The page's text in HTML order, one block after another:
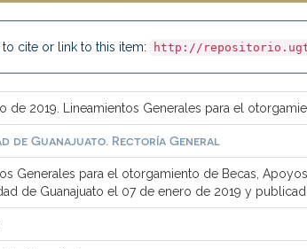
to cite or link to this item: http://
de 2019. Lineamientos Generales para el
de Guanajuato. Rectoría General
Generales para el otorgamiento de Becas,
de Guanajuato el 07 de enero de 2019 y